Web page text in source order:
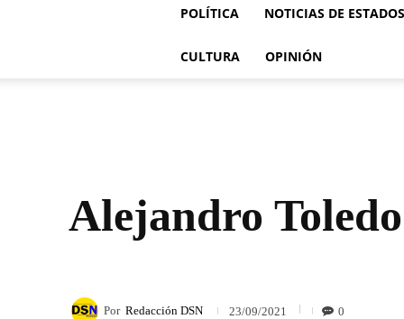
POLÍTICA NOTICIAS DE
CULTURA OPINIÓN
Alejandro
Por Redacción DSN 23/09/2021 0